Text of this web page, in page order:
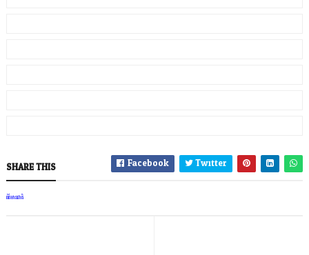
SHARE THIS Facebook Twitter
ព័ត៌មានជាតិ